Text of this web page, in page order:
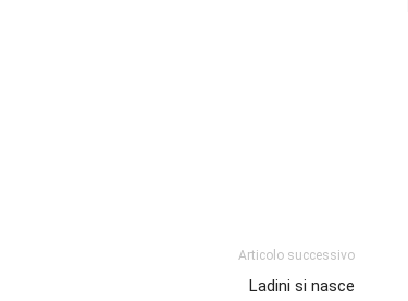
Articolo successivo
Ladini si nasce